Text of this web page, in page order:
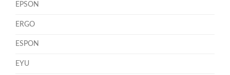
EPSON
ERGO
ESPON
EYU